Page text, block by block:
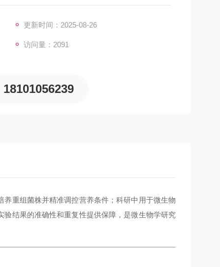
更新时间：2025-08-26
访问量：2091
18101056239
重组菌株并精准调控营养条件；科研中用于微生物
结果的准确性和重复性提供保障，是微生物学研究